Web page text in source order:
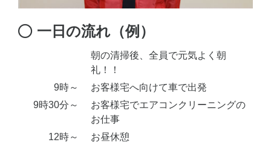
一日の流れ（例）
朝の清掃後、全員で元気よく朝
礼！！
9時～
お客様宅へ向けて車で出発
9時30分～
お客様宅でエアコンクリーニングの
お仕事
12時～
お昼休憩